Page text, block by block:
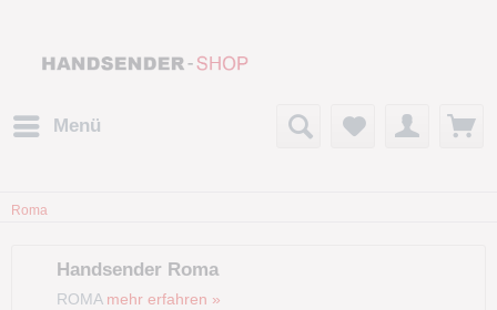
Menü
Roma
Handsender Roma
ROMA mehr erfahren »